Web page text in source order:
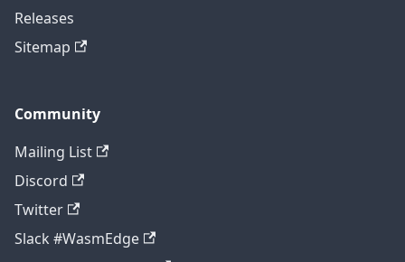
Releases
Sitemap
Community
Mailing List
Discord
Twitter
Slack #WasmEdge